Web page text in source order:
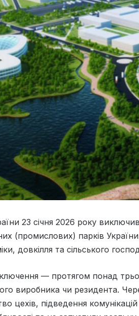
23 січня 2026 року
(промислових) парків
довкілля та сільського
— протягом понад
виробника чи резидента.
цехів, підведення